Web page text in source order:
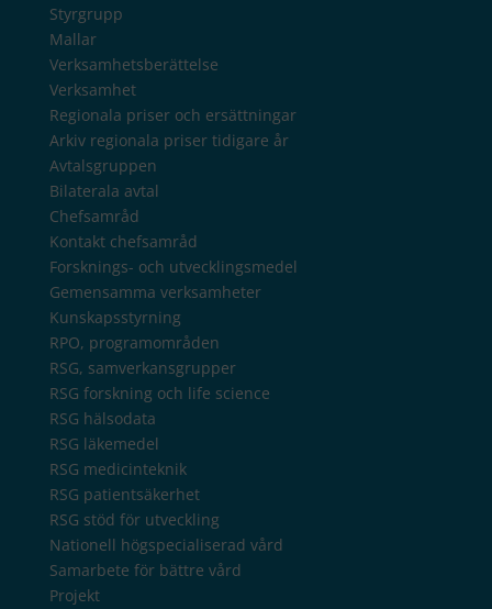
Styrgrupp
Mallar
Verksamhetsberättelse
Verksamhet
Regionala priser och ersättningar
Arkiv regionala priser tidigare år
Avtalsgruppen
Bilaterala avtal
Chefsamråd
Kontakt chefsamråd
Forsknings- och utvecklingsmedel
Gemensamma verksamheter
Kunskapsstyrning
RPO, programområden
RSG, samverkansgrupper
RSG forskning och life science
RSG hälsodata
RSG läkemedel
RSG medicinteknik
RSG patientsäkerhet
RSG stöd för utveckling
Nationell högspecialiserad vård
Samarbete för bättre vård
Projekt